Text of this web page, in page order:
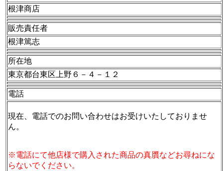
根津商店
販売責任者
根津篤志
所在地
東京都台東区上野６－４－１２
電話
現在、電話でのお問い合わせはお受けいたしておりませ
ん。
※電話にて他店様で購入された商品の真贋などお尋ねにな
らないでください。